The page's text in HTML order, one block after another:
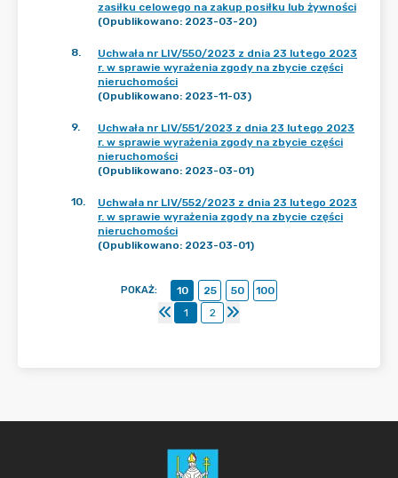
zasiłku celowego na zakup posiłku lub żywności
(Opublikowano: 2023-03-20)
8.
Uchwała nr LIV/550/2023 z dnia 23 lutego 2023
r. w sprawie wyrażenia zgody na zbycie części
nieruchomości
(Opublikowano: 2023-11-03)
9.
Uchwała nr LIV/551/2023 z dnia 23 lutego 2023
r. w sprawie wyrażenia zgody na zbycie części
nieruchomości
(Opublikowano: 2023-03-01)
10.
Uchwała nr LIV/552/2023 z dnia 23 lutego 2023
r. w sprawie wyrażenia zgody na zbycie części
nieruchomości
(Opublikowano: 2023-03-01)
POKAŻ: 10 25 50
100
1
2